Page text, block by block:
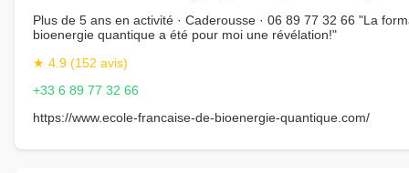
Plus de 5 ans en activité · Caderousse · 06 89 77 32 66 "La
bioenergie quantique a été pour moi une révélation!"
★ 4.9 (152 avis)
+33 6 89 77 32 66
https://www.ecole-francaise-de-bioenergie-quantique.com/